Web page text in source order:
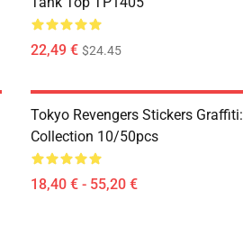
22,49 € $24.45
Tokyo Revengers Stickers Graffiti:
Collection 10/50pcs
18,40 € - 55,20 €